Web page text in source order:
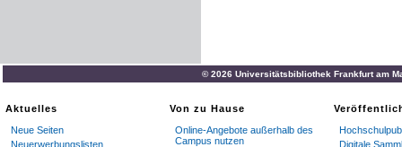
© 2026 Universitätsbibliothek Frankfurt am
Aktuelles
Neue Seiten
Neuerwerbungslisten
Von zu Hause
Online-Angebote außerhalb des
Campus nutzen
Digitale